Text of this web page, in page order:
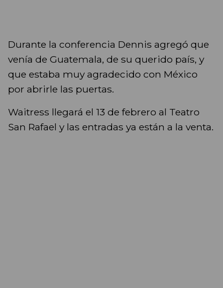
Durante la conferencia Dennis agregó que
venía de Guatemala, de su querido país, y
que estaba muy agradecido con México
por abrirle las puertas.
Waitress llegará el 13 de febrero al Teatro
San Rafael y las entradas ya están a la venta.